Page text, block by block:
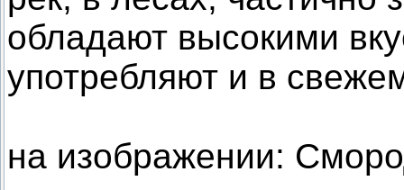
обладают высокими
употребляют и в
на изображении: